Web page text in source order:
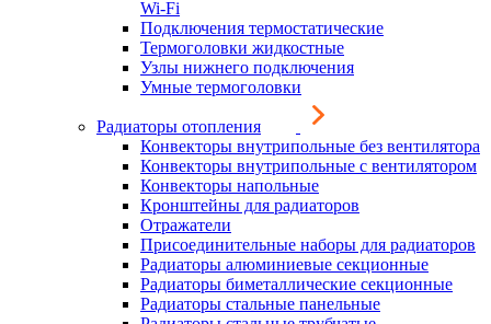
Wi-Fi
Подключения термостатические
Термоголовки жидкостные
Узлы нижнего подключения
Умные термоголовки
Радиаторы отопления
Конвекторы внутрипольные без вентилятора
Конвекторы внутрипольные с вентилятором
Конвекторы напольные
Кронштейны для радиаторов
Отражатели
Присоединительные наборы для радиаторов
Радиаторы алюминиевые секционные
Радиаторы биметаллические секционные
Радиаторы стальные панельные